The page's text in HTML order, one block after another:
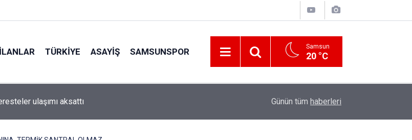
TÜRKİYE ASAYİŞ SAMSUNSPOR Samsun
20 °C
ulaşımı aksattı Samsun'da fındık hasat ve ihraç tarihleri
Günün tüm haberleri